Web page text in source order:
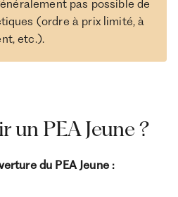
pas possible de
(ordre à prix limité, à
etc.).
un PEA Jeune ?
du PEA Jeune :